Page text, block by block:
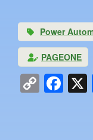
Power
PAGEONE
Copy
Link